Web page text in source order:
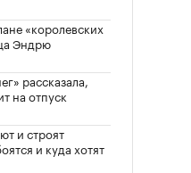
«королевских
Эндрю
рассказала,
на отпуск
и строят
и куда хотят